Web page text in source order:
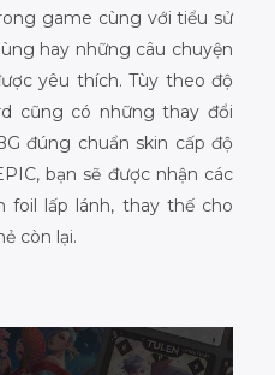
game cùng với tiểu sử
hay những câu chuyện
yêu thích. Tùy theo độ
cũng có những thay đổi
đúng chuẩn skin cấp độ
bạn sẽ được nhận các
lấp lánh, thay thế cho
còn lại.